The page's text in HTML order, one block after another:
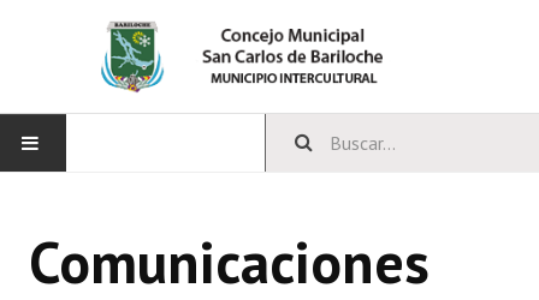
CONCEJO
Comunicaciones